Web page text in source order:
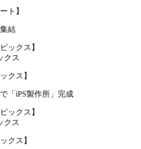
ト】
結
クス
クス】
「iPS製作所」完成
クス
クス】